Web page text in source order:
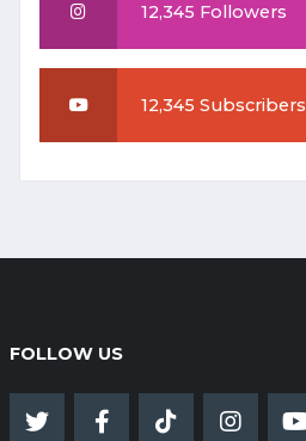
12,345 Followers
12,345 Subscribers
FOLLOW US